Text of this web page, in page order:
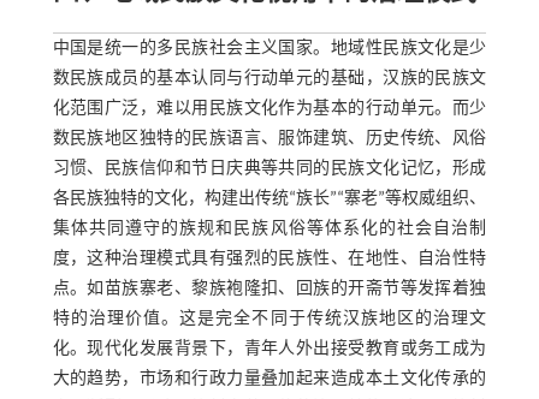
中国是统一的多民族社会主义国家。地域性民族文化是少
数民族成员的基本认同与行动单元的基础，汉族的民族文
化范围广泛，难以用民族文化作为基本的行动单元。而少
数民族地区独特的民族语言、服饰建筑、历史传统、风俗
习惯、民族信仰和节日庆典等共同的民族文化记忆，形成
各民族独特的文化，构建出传统“族长”“寨老”等权威组织、
集体共同遵守的族规和民族风俗等体系化的社会自治制
度，这种治理模式具有强烈的民族性、在地性、自治性特
点。如苗族寨老、黎族袍隆扣、回族的开斋节等发挥着独
特的治理价值。这是完全不同于传统汉族地区的治理文
化。现代化发展背景下，青年人外出接受教育或务工成为
大的趋势，市场和行政力量叠加起来造成本土文化传承的